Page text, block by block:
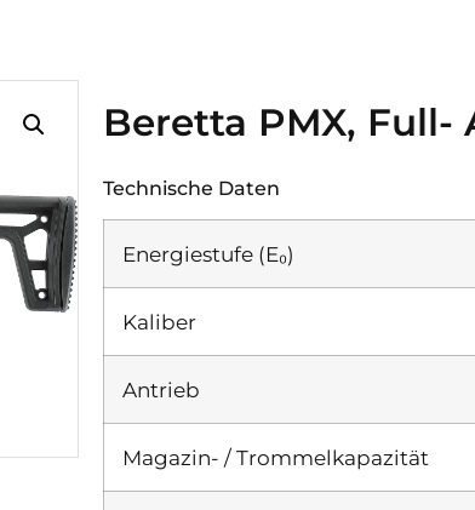
Beretta PMX, Full-
Technische Daten
Energiestufe (E₀)
Kaliber
Antrieb
Magazin- / Trommelkapazität